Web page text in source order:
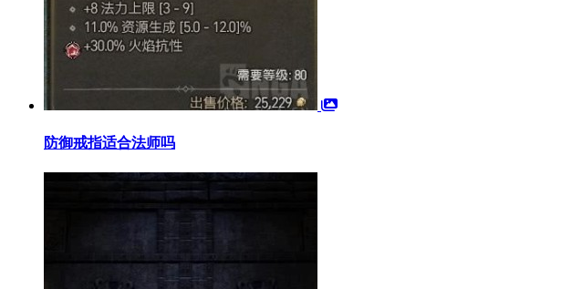
防御戒指适合法师吗